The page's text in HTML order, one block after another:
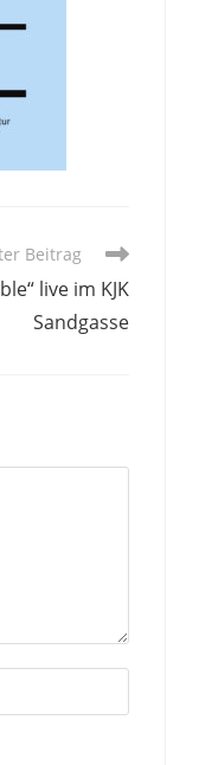
Beitrag
live im KJK
Sandgasse